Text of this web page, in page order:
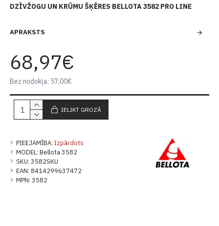
DZĪVŽOGU UN KRŪMU ŠĶĒRES BELLOTA 3582 PRO LINE
APRAKSTS
PIEEJAMĪBA: Izpārdots
MODEL: Bellota 3582
SKU: 3582SKU
EAN: 8414299637472
MPN: 3582
68,97€
Bez nodokļa: 57,00€
IELIKT GROZĀ